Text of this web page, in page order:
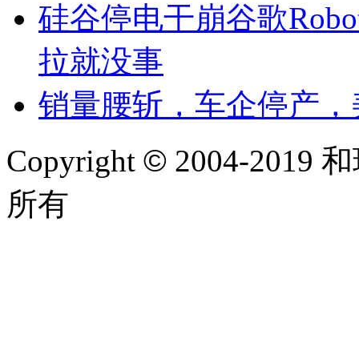
硅谷停电干崩谷歌
拉就没事
销量腰斩，车企停产
Copyright © 2004-2019
所有